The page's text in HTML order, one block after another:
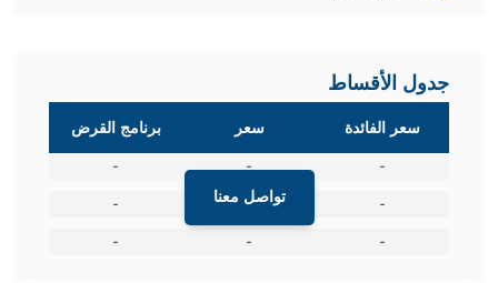
جدول الأقساط
تواصل معنا
سعر الفائدة سعر
برنامج القرض
-
-
-
-
-
-
-
-
-